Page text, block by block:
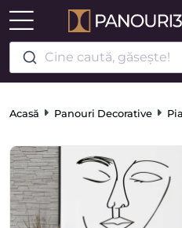
Cine caută, găsește!
Acasă Panouri Decorative